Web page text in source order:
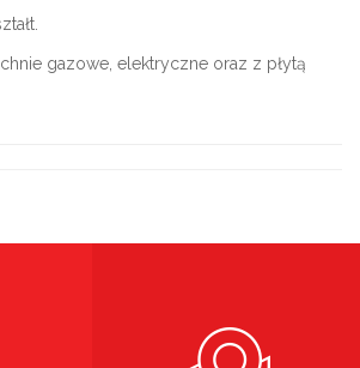
gazowe, elektryczne oraz z płytą